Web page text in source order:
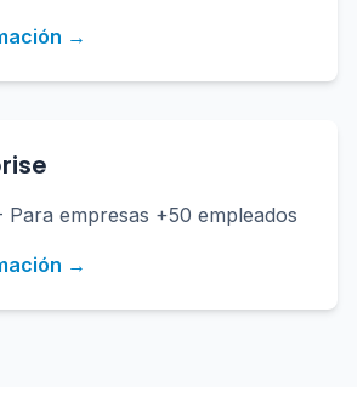
→
Para empresas +50 empleados
→